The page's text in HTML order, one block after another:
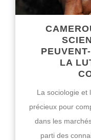
LA
La sociologie et
précieux pour
dans les
parti des